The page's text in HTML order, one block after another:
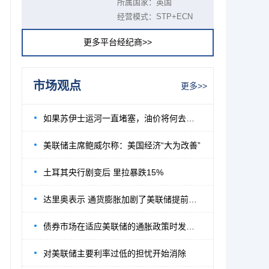
所属国家：英国
经营模式：STP+ECN
更多平台经纪商>>
市场观点 更多>>
美联储主席鲍威尔称：美国经济“大为改善”
土耳其央行剧变后 里拉暴跌15%
对美联储主要利率过低的担忧开始消除